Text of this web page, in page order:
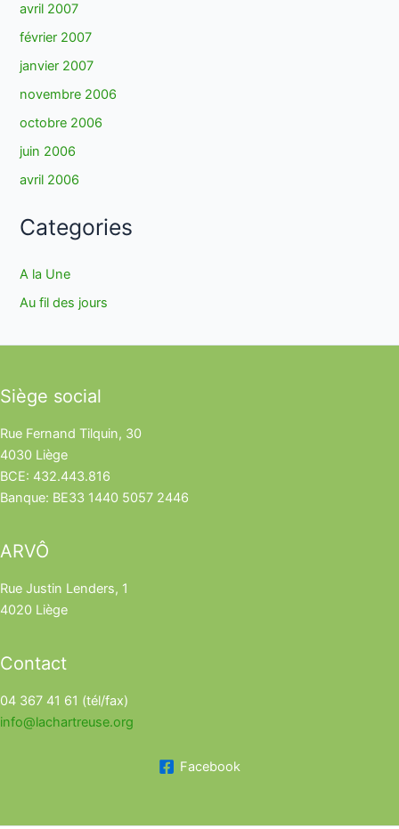
avril 2007
février 2007
janvier 2007
novembre 2006
octobre 2006
juin 2006
avril 2006
Categories
A la Une
Au fil des jours
Siège social
Rue Fernand Tilquin, 30
4030 Liège
BCE: 432.443.816
Banque: BE33 1440 5057 2446
ARVÔ
Rue Justin Lenders, 1
4020 Liège
Contact
04 367 41 61 (tél/fax)
info@lachartreuse.org
Facebook